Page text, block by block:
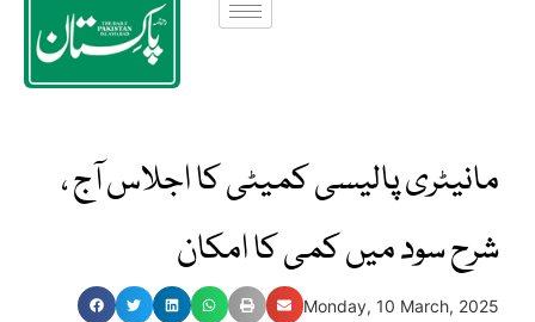
مانیٹری پالیسی کمیٹی کا اجلاس آج ،
شرح سود میں کمی کا امکان
Monday, 10 March, 2025